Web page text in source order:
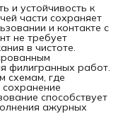
и устойчивость к
части сохраняет
и контакте с
не требует
в чистоте.
филигранных работ.
схемам, где
способствует
ажурных